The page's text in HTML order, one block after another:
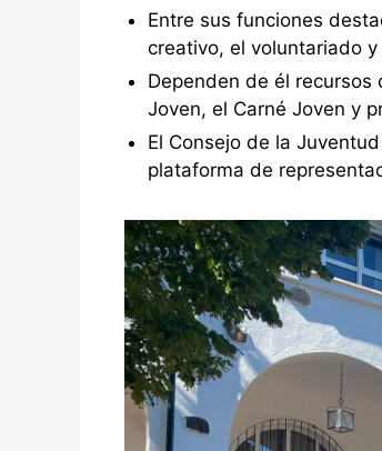
Entre sus funciones
creativo, el voluntariado
Dependen de él recursos
Joven, el Carné Joven y
El Consejo de la
plataforma de